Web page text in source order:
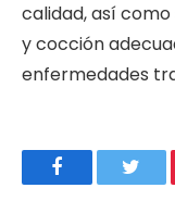
calidad, así
y cocción
enfermedades
Facebook